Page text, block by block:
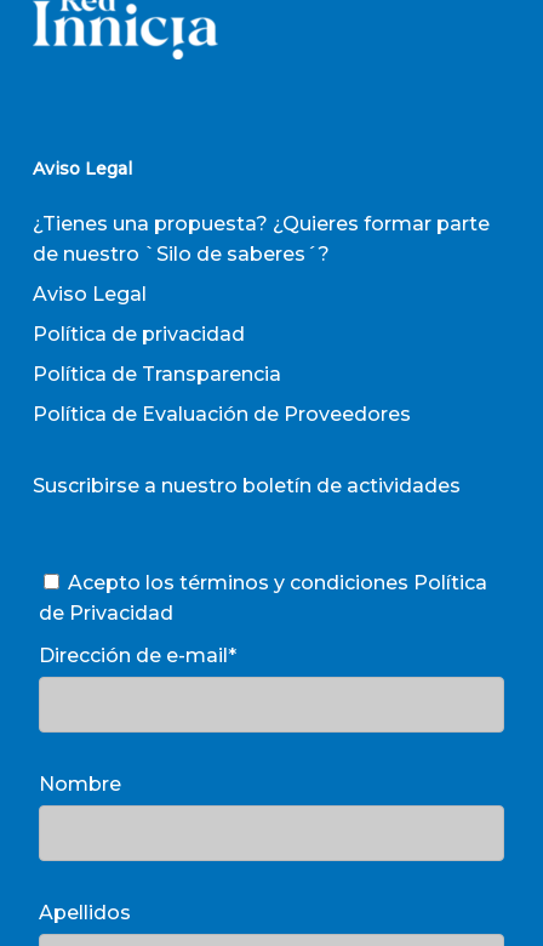
Aviso Legal
¿Tienes una propuesta? ¿Quieres formar parte
de nuestro `Silo de saberes´?
Aviso Legal
Política de privacidad
Política de Transparencia
Política de Evaluación de Proveedores
Suscribirse a nuestro boletín de actividades
Acepto los términos y condiciones Política
de Privacidad
Dirección de e-mail*
Nombre
Apellidos